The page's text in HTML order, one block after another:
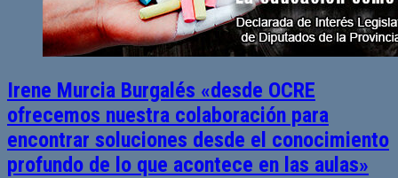
Irene Murcia Burgalés «desde OCRE
ofrecemos nuestra colaboración para
encontrar soluciones desde el conocimiento
profundo de lo que acontece en las aulas»